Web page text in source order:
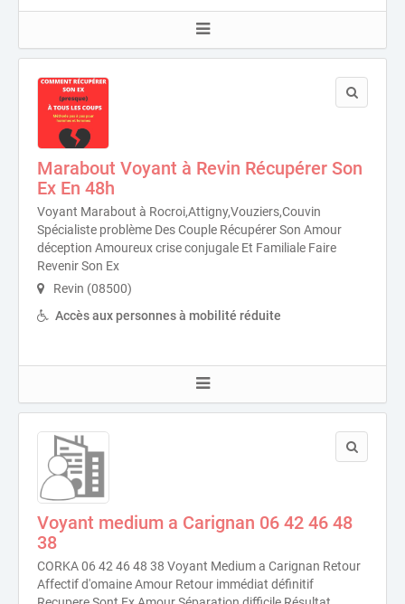
Marabout Voyant à Revin Récupérer Son
Ex En 48h
Voyant Marabout à Rocroi,Attigny,Vouziers,Couvin
Spécialiste problème Des Couple Récupérer Son Amour
déception Amoureux crise conjugale Et Familiale Faire
Revenir Son Ex
Revin (08500)
Accès aux personnes à mobilité réduite
Voyant medium a Carignan 06 42 46 48
38
CORKA 06 42 46 48 38 Voyant Medium a Carignan Retour
Affectif d'omaine Amour Retour immédiat définitif